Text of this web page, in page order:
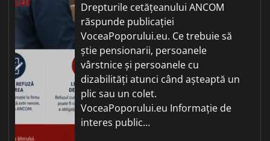
Drepturile cetățeanului ANCOM
răspunde publicației
VoceaPoporului.eu. Ce trebuie să
știe pensionarii, persoanele
vârstnice și persoanele cu
dizabilități atunci când așteaptă un
plic sau un colet.
VoceaPoporului.eu Informație de
interes public…